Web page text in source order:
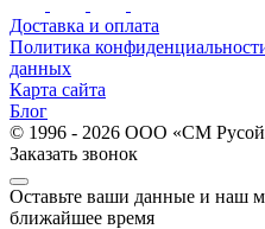
Доставка и оплата
Политика
данных
Карта сайта
Блог
© 1996 - 2026 ООО «СМ
Заказать звонок
Оставьте ваши данные и наш
ближайшее время